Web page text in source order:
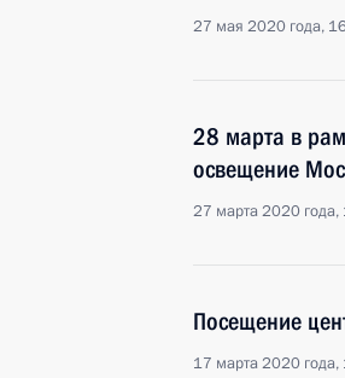
27 мая 2020 года,
28 марта в
освещение
27 марта 2020
Посещение
17 марта 2020